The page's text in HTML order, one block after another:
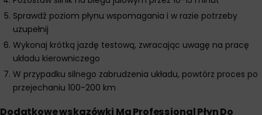
Sprawdź poziom płynu wspomagania i w razie potrzeby
uzupełnij
Wykonaj krótką jazdę testową, zwracając uwagę na pracę
układu kierowniczego
W przypadku silnego zabrudzenia układu, powtórz proces po
przejechaniu 100-200 km
Dodatkowe wskazówki Ma Professional Płyn Do